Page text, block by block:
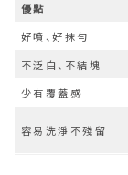
優點
好噴、好抹勻
不泛白、不結塊
少有覆蓋感
容易洗淨不殘留